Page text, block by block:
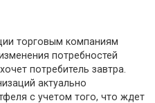
торговым компаниям
потребностей
потребитель завтра.
актуально
с учетом того, что ждет